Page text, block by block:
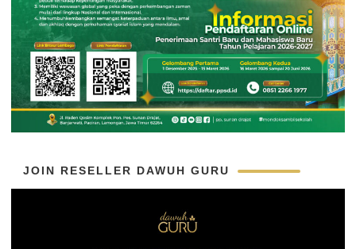
JOIN RESELLER DAWUH GURU